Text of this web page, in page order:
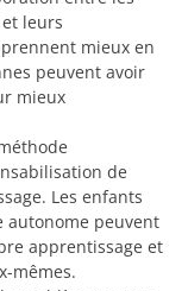
leurs
mieux en
peuvent avoir
mieux
de
Les enfants
peuvent
apprentissage et
mêmes.